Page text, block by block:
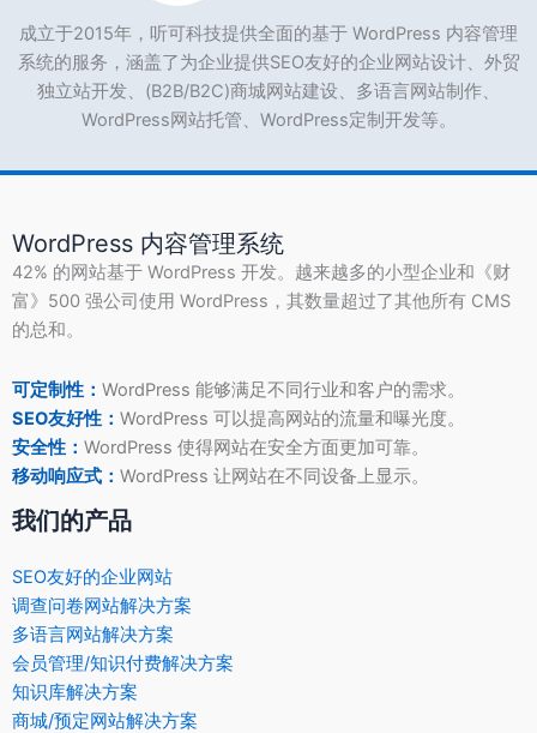
成立于2015年，听可科技提供全面的基于 WordPress 内容管理
系统的服务，涵盖了为企业提供SEO友好的企业网站设计、外贸
独立站开发、(B2B/B2C)商城网站建设、多语言网站制作、
WordPress网站托管、WordPress定制开发等。
WordPress 内容管理系统
42% 的网站基于 WordPress 开发。越来越多的小型企业和《财
富》500 强公司使用 WordPress，其数量超过了其他所有 CMS
的总和。
可定制性： WordPress 能够满足不同行业和客户的需求。
SEO友好性： WordPress 可以提高网站的流量和曝光度。
安全性： WordPress 使得网站在安全方面更加可靠。
移动响应式： WordPress 让网站在不同设备上显示。
我们的产品
SEO友好的企业网站
调查问卷网站解决方案
多语言网站解决方案
会员管理/知识付费解决方案
知识库解决方案
商城/预定网站解决方案